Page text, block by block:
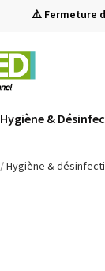
⚠️ Fermeture
Hygiène &
Hygiène &